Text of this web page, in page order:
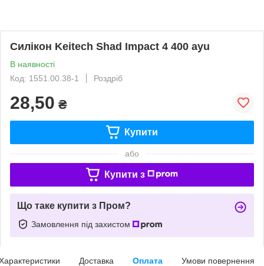
Силікон Keitech Shad Impact 4 400 ayu
В наявності
Код: 1551.00.38-1
Роздріб
28,50 ₴
Купити
або
Купити з
Що таке купити з Пром?
Замовлення під захистом
Доставка Оплата Умови повернення